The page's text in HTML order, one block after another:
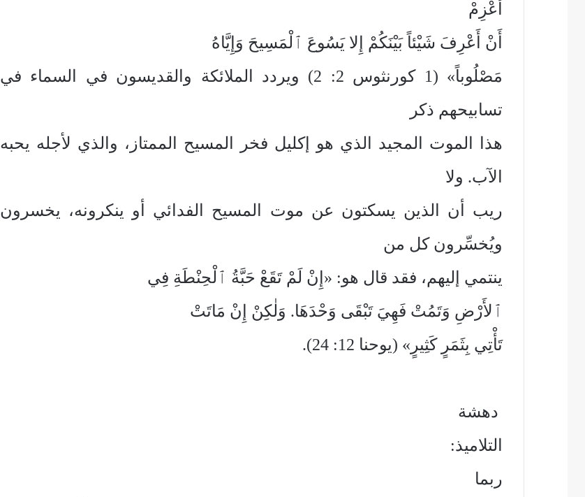
أَعْزِمْ
أَنْ أَعْرِفَ شَيْئاً بَيْنَكُمْ إِلا يَسُوعَ ٱلْمَسِيحَ وَإِيَّاهُ
مَصْلُوباً» (1 كورنثوس 2: 2) ويردد الملائكة والقديسون في السماء في
تسابيحهم ذكر
هذا الموت المجيد الذي هو إكليل فخر المسيح الممتاز، والذي لأجله يحبه
الآب. ولا
ريب أن الذين يسكتون عن موت المسيح الفدائي أو ينكرونه، يخسرون
ويُخسِّرون كل من
ينتمي إليهم، فقد قال هو: «إِنْ لَمْ تَقَعْ حَبَّةُ ٱلْحِنْطَةِ فِي
ٱلأَرْضِ وَتَمُتْ فَهِيَ تَبْقَى وَحْدَهَا. وَلٰكِنْ إِنْ مَاتَتْ
تَأْتِي بِثَمَرٍ كَثِيرٍ» (يوحنا 12: 24).
دهشة
التلاميذ:
ربما